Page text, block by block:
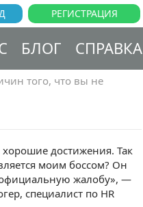
РЕГИСТРАЦИЯ
БЛОГ СПРАВКА
того, что вы не
достижения. Так
моим боссом? Он
официальную жалобу», —
специалист по HR